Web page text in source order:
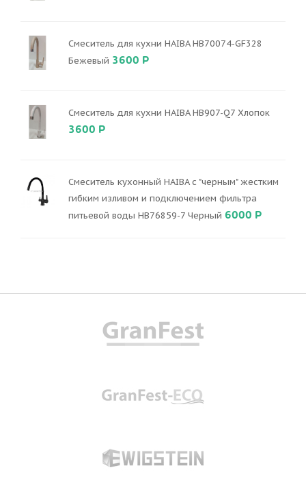
Смеситель для кухни HAIBA HB70074-GF328
Бежевый 3600 Р
Смеситель для кухни HAIBA HB907-Q7 Хлопок
3600 Р
Смеситель кухонный HAIBA с "черным" жестким
гибким изливом и подключением фильтра
питьевой воды HB76859-7 Черный 6000 Р